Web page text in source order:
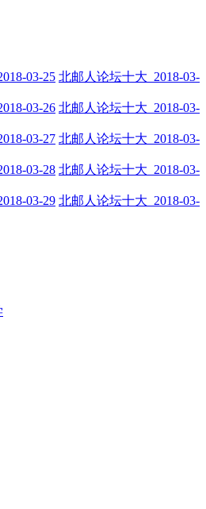
北邮人论坛十大_2018-03-
北邮人论坛十大_2018-03-
北邮人论坛十大_2018-03-
北邮人论坛十大_2018-03-
北邮人论坛十大_2018-03-